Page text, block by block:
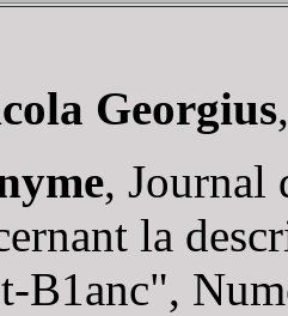
Georgius
, Journal
la
B1anc",